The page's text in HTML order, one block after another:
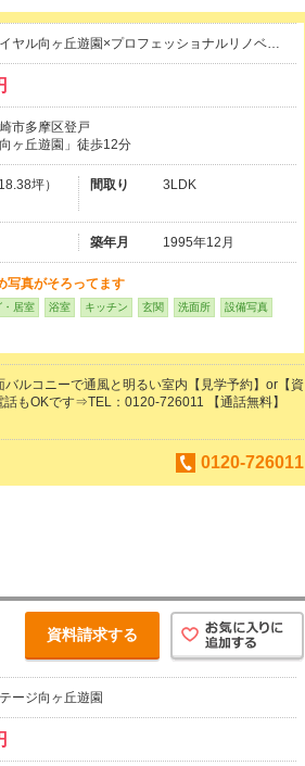
ヤル向ヶ丘遊園×プロフェッショナルリノベ…
市多摩区登戸
ヶ丘遊園」徒歩12分
18.38坪）
間取り 3LDK
築年月 1995年12月
写真がそろってます
・居室 浴室 キッチン 玄関 洗面所 設備写真
ルコニーで通風と明るい室内【見学予約】or【資
もOKです⇒TEL：0120-726011 【通話無料】
0120-726011
資料請求する
ージ向ヶ丘遊園